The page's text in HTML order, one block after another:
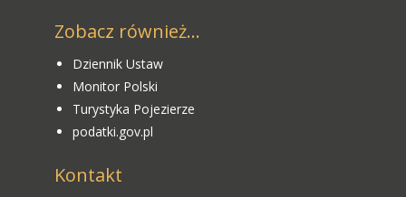
Zobacz również...
Dziennik Ustaw
Monitor Polski
Turystyka Pojezierze
podatki.gov.pl
Kontakt